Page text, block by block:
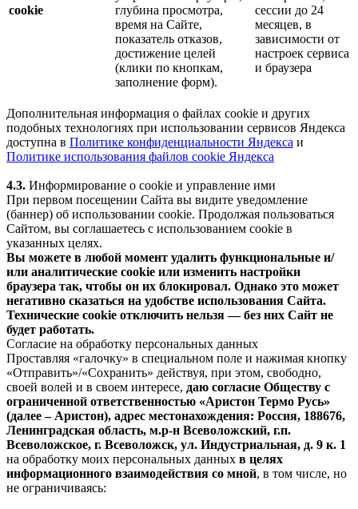
cookie
глубина просмотра,
время на Сайте,
показатель отказов,
достижение целей
(клики по кнопкам,
заполнение форм).
сессии до 24
месяцев, в
зависимости от
настроек сервиса
и браузера
Дополнительная информация о файлах cookie и других
подобных технологиях при использовании сервисов Яндекса
доступна в Политике конфиденциальности Яндекса и
Политике использования файлов cookie Яндекса
4.3. Информирование о cookie и управление ими
При первом посещении Сайта вы видите уведомление
(баннер) об использовании cookie. Продолжая пользоваться
Сайтом, вы соглашаетесь с использованием cookie в
указанных целях.
Вы можете в любой момент удалить функциональные и/
или аналитические cookie или изменить настройки
браузера так, чтобы он их блокировал. Однако это может
негативно сказаться на удобстве использования Сайта.
Технические cookie отключить нельзя — без них Сайт не
будет работать.
Согласие на обработку персональных данных
Проставляя «галочку» в специальном поле и нажимая кнопку
«Отправить»/«Сохранить» действуя, при этом, свободно,
своей волей и в своем интересе, даю согласие Обществу с
ограниченной ответственностью «Аристон Термо Русь»
(далее – Аристон), адрес местонахождения: Россия, 188676,
Ленинградская область, м.р-н Всеволожский, г.п.
Всеволожское, г. Всеволожск, ул. Индустриальная, д. 9 к. 1
на обработку моих персональных данных в целях
информационного взаимодействия со мной, в том числе, но
не ограничиваясь: